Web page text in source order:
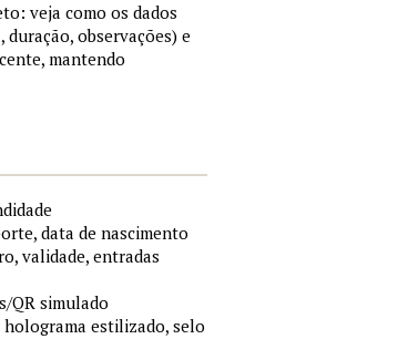
veja como os dados
observações) e
mantendo
data de nascimento
validade, entradas
QR simulado
estilizado, selo